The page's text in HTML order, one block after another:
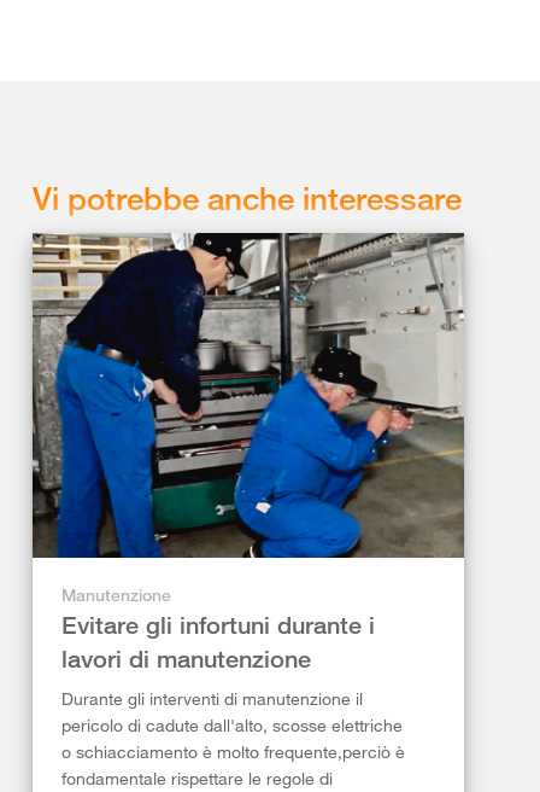
Vi potrebbe anche interessare
Manutenzione
Evitare gli infortuni durante i
lavori di manutenzione
Durante gli interventi di manutenzione il
pericolo di cadute dall'alto, scosse elettriche
o schiacciamento è molto frequente,perciò è
fondamentale rispettare le regole di